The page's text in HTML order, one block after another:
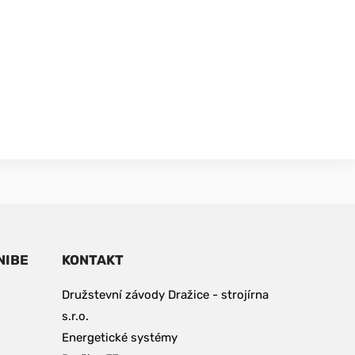
KONTAKT
Družstevní závody Dražice - strojírna
s.r.o.
Energetické systémy